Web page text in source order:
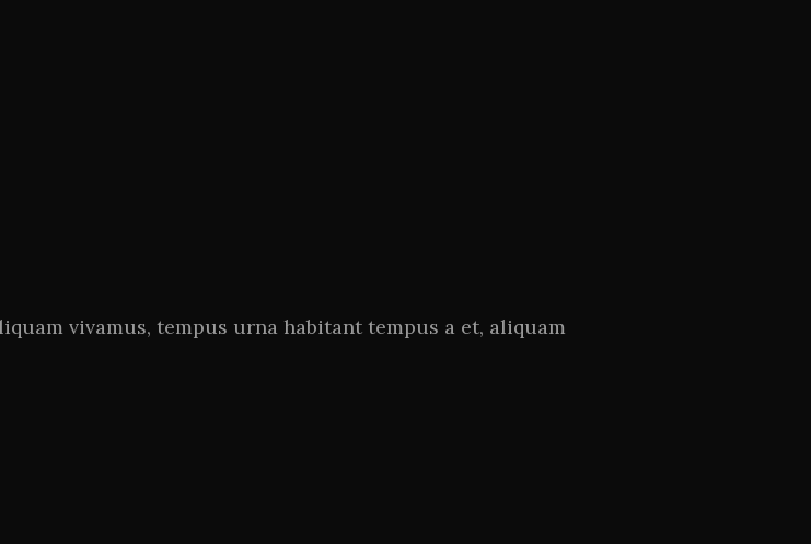
vivamus, tempus urna habitant tempus a et, aliquam